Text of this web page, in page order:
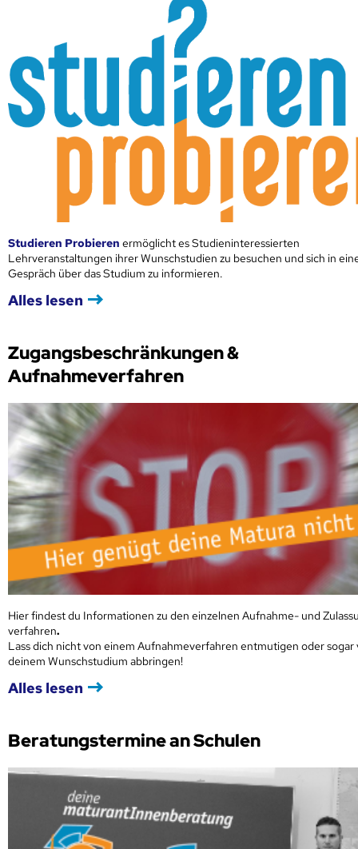
Studieren Probieren ermöglicht es Studieninteressierten
Lehrveranstaltungen ihrer Wunschstudien zu besuchen und sich in
Gespräch über das Studium zu informieren.
Alles lesen
Zugangsbeschränkungen &
Aufnahmeverfahren
Hier findest du Informationen zu den einzelnen Aufnahme- und
verfahren.
Lass dich nicht von einem Aufnahmeverfahren entmutigen oder sogar
deinem Wunschstudium abbringen!
Alles lesen
Beratungstermine an Schulen